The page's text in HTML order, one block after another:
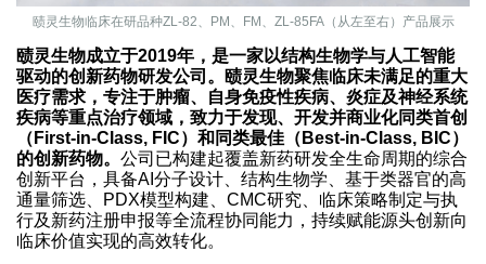
赜灵生物临床在研品种ZL-82、PM、FM、ZL-85FA（从左至右）产品展示
赜灵生物成立于2019年，是一家以结构生物学与人工智能
驱动的创新药物研发公司。赜灵生物聚焦临床未满足的重大
医疗需求，专注于肿瘤、自身免疫性疾病、炎症及神经系统
疾病等重点治疗领域，致力于发现、开发并商业化同类首创
（First-in-Class, FIC）和同类最佳（Best-in-Class, BIC）
的创新药物。 公司已构建起覆盖新药研发全生命周期的综合
创新平台，具备AI分子设计、结构生物学、基于类器官的高
通量筛选、PDX模型构建、CMC研究、临床策略制定与执
行及新药注册申报等全流程协同能力，持续赋能源头创新向
临床价值实现的高效转化。